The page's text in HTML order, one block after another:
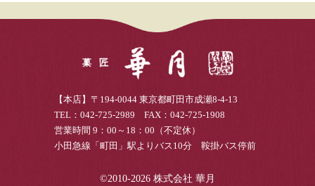
【本店】〒194-0044 東京都町田市成瀬8-4-13
TEL：042-725-2989 FAX：042-725-1908
営業時間 9：00～18：00（不定休）
小田急線「町田」駅よりバス10分 鞍掛バス停前
©2010-2026 株式会社 華月